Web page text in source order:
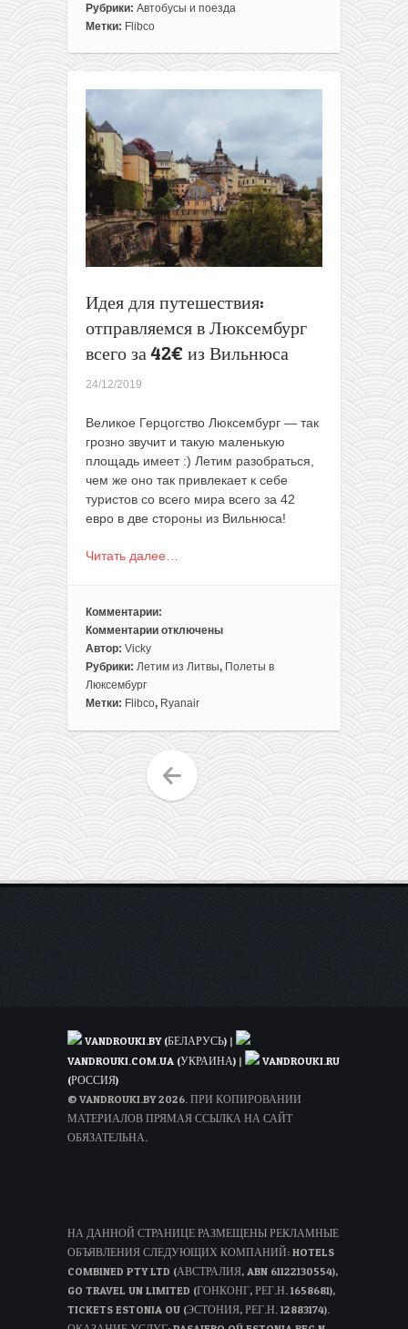
записи
Flibco:
из
всего
от
5€!
Рубрики: Автобусы и поезда
Метки: Flibco
Идея для путешествия:
отправляемся в Люксембург
всего за 42€ из Вильнюса
24/12/2019
Великое Герцогство Люксембург — так
грозно звучит и такую маленькую
площадь имеет :) Летим разобраться,
чем же оно так привлекает к себе
туристов со всего мира всего за 42
евро в две стороны из Вильнюса!
Читать далее…
Комментарии:
Комментарии
к
записи
Идея
для
Люксембург
всего
за
Вильнюса
отключены
Автор: Vicky
Рубрики: Летим из Литвы, Полеты в
Люксембург
Метки: Flibco, Ryanair
VANDROUKI.BY (БЕЛАРУСЬ) |
VANDROUKI.COM.UA (УКРАИНА) |
VANDROUKI.RU
(РОССИЯ)
© VANDROUKI.BY 2026. ПРИ КОПИРОВАНИИ
МАТЕРИАЛОВ ПРЯМАЯ ССЫЛКА НА САЙТ
ОБЯЗАТЕЛЬНА.
НА ДАННОЙ СТРАНИЦЕ РАЗМЕЩЕНЫ РЕКЛАМНЫЕ
ОБЪЯВЛЕНИЯ СЛЕДУЮЩИХ КОМПАНИЙ: HOTELS
COMBINED PTY LTD (АВСТРАЛИЯ, ABN 61122130554),
GO TRAVEL UN LIMITED (ГОНКОНГ, РЕГ.Н. 1658681),
TICKETS ESTONIA OU (ЭСТОНИЯ, РЕГ.Н. 12883174).